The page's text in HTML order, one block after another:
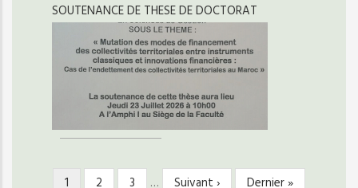
SOUTENANCE DE THESE DE DOCTORAT
Page
1 Page
2 Page
3 …
Page
Suivant ›
Dernière
Dernier »